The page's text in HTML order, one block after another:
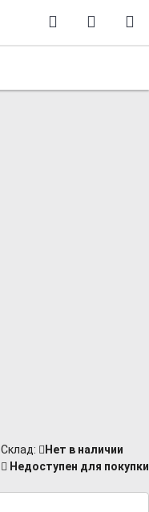
Cклад:
Нет в наличии
Недоступен для покупки